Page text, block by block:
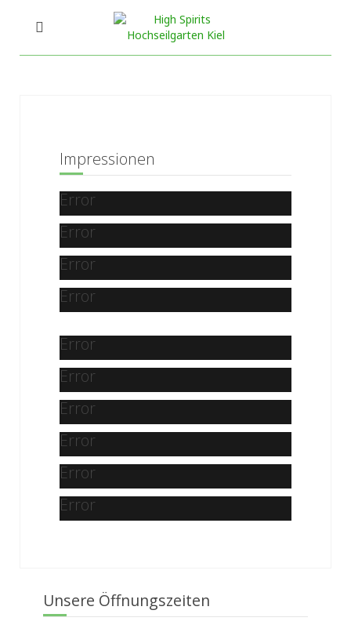
Impressionen
Error
Error
Error
Error
Error
Error
Error
Error
Error
Error
Unsere Öffnungszeiten